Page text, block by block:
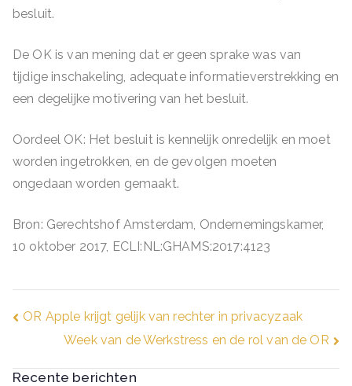
besluit.
De OK is van mening dat er geen sprake was van
tijdige inschakeling, adequate informatieverstrekking en
een degelijke motivering van het besluit.
Oordeel OK: Het besluit is kennelijk onredelijk en moet
worden ingetrokken, en de gevolgen moeten
ongedaan worden gemaakt.
Bron: Gerechtshof Amsterdam, Ondernemingskamer,
10 oktober 2017, ECLI:NL:GHAMS:2017:4123
Bericht
navigatie
OR Apple krijgt gelijk van rechter in privacyzaak
Week van de Werkstress en de rol van de OR
Recente berichten